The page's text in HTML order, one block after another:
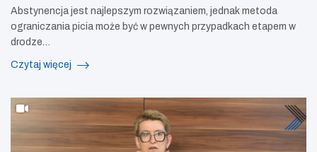
Abstynencja jest najlepszym rozwiązaniem, jednak metoda
ograniczania picia może być w pewnych przypadkach etapem w
drodze…
Czytaj więcej